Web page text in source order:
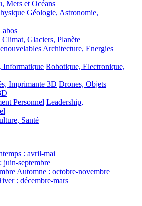
Mers et Océans
Géologie, Astronomie,
Climat, Glaciers, Planète
Architecture, Energies
Informatique Robotique, Electronique,
Imprimante 3D Drones, Objets
Personnel Leadership,
Santé
: avril-mai
juin-septembre
Automne : octobre-novembre
: décembre-mars